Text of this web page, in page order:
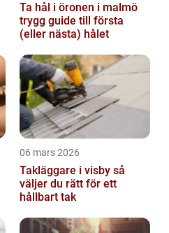
Ta hål i öronen i malmö
trygg guide till första
(eller nästa) hålet
06 mars 2026
Takläggare i visby så
väljer du rätt för ett
hållbart tak